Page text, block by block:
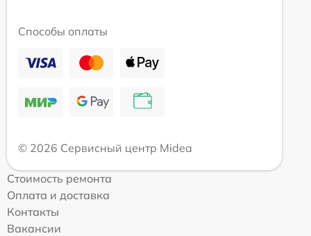
Способы оплаты
© 2026 Сервисный центр Midea
Стоимость ремонта
Оплата и доставка
Контакты
Вакансии